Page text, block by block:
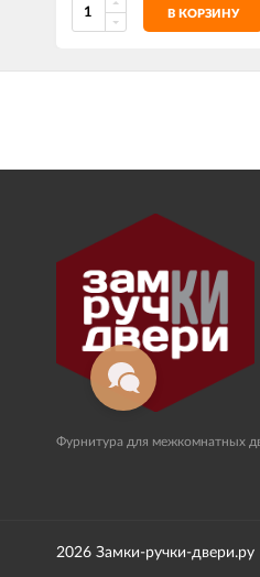
В КОРЗИНУ
Фурнитура для межкомнатных
2026 Замки-ручки-двери.ру